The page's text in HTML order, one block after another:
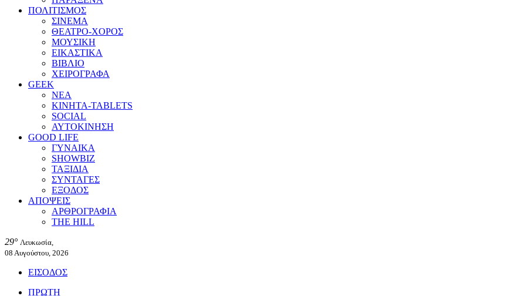
ΠΟΛΙΤΙΣΜΟΣ
ΣΙΝΕΜΑ
ΘΕΑΤΡΟ-ΧΟΡΟΣ
ΜΟΥΣΙΚΗ
ΕΙΚΑΣΤΙΚΑ
ΒΙΒΛΙΟ
ΧΕΙΡΟΓΡΑΦΑ
GEEK
ΝΕΑ
ΚΙΝΗΤΑ-TABLETS
SOCIAL
ΑΥΤΟΚΙΝΗΣΗ
GOOD LIFE
ΓΥΝΑΙΚΑ
SHOWBIZ
ΤΑΞΙΔΙΑ
ΣΥΝΤΑΓΕΣ
ΕΞΟΔΟΣ
ΑΠΟΨΕΙΣ
ΑΡΘΡΟΓΡΑΦΙΑ
THE HILL
29° Λευκωσία,
08 Αυγούστου, 2026
ΕΙΣΟΔΟΣ
ΠΡΩΤΗ